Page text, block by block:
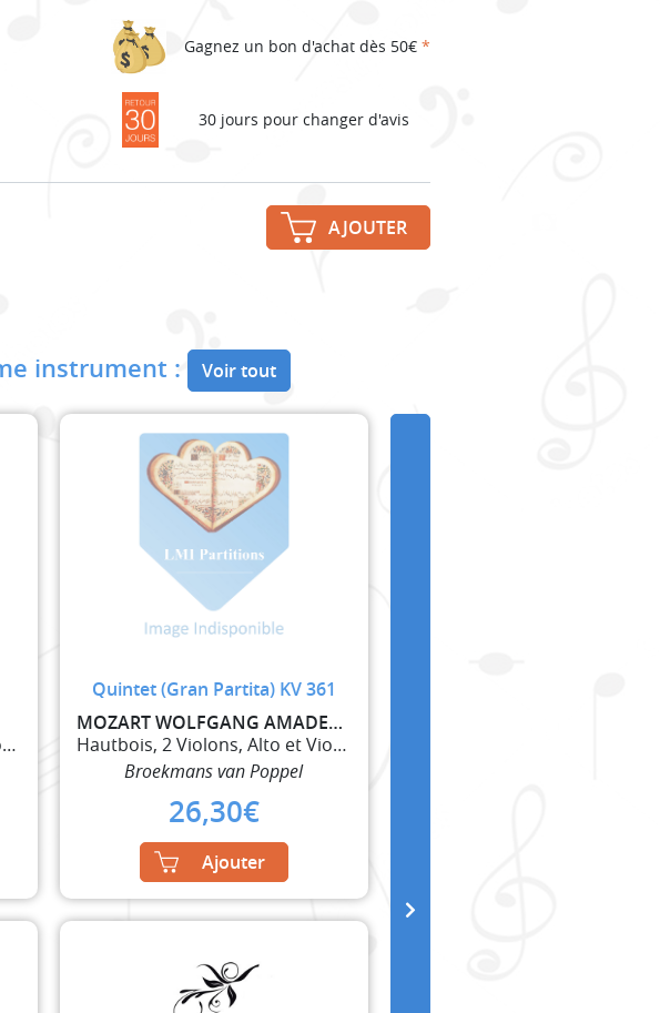
Gagnez un bon d'achat dès 50€ *
30 jours pour changer d'avis
AJOUTER
instrument : Voir tout
Hautbois, 2 Violons, Alto et Violoncelle
Quintet (Gran Partita) KV 361
MOZART WOLFGANG AMADEUS
Hautbois, 2 Violons, Alto et Violoncelle
Broekmans van Poppel
26,30€
Ajouter